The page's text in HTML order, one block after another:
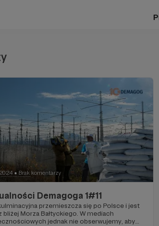
● Brak komentarzy
Demagoga 1#11
przemieszcza się po Polsce i jest
bliżej Morza Bałtyckiego. W mediach
jednak nie obserwujemy, aby